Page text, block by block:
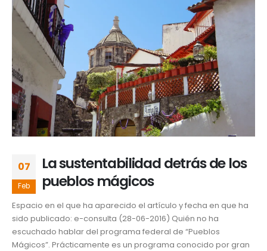
07
Feb
La sustentabilidad detrás de los
pueblos mágicos
Espacio en el que ha aparecido el artículo y fecha en que ha
sido publicado: e-consulta (28-06-2016) Quién no ha
escuchado hablar del programa federal de “Pueblos
Mágicos”. Prácticamente es un programa conocido por gran